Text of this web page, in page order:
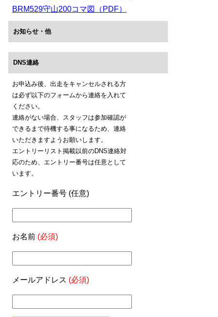
BRM529守山200コマ図（PDF）
お知らせ・他
DNS連絡
お申込み後、出走をキャンセルされる方
は必ず以下のフォームから連絡を入れて
ください。
連絡がない場合、スタッフは参加確認が
できるまで待機する事になるため、連絡
いただきますようお願いします。
エントリーリスト掲載以前のDNS連絡対
応のため、エントリー番号は任意として
います。
エントリー番号 (任意)
お名前 (必須)
メールアドレス (必須)